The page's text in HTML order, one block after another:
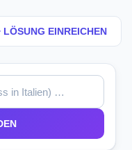
LÖSUNG EINREICHEN